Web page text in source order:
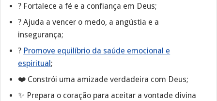
? Fortalece a fé e a confiança em Deus;
? Ajuda a vencer o medo, a angústia e a
insegurança;
? Promove equilíbrio da saúde emocional e
espiritual;
❤️ Constrói uma amizade verdadeira com Deus;
✨ Prepara o coração para aceitar a vontade divina